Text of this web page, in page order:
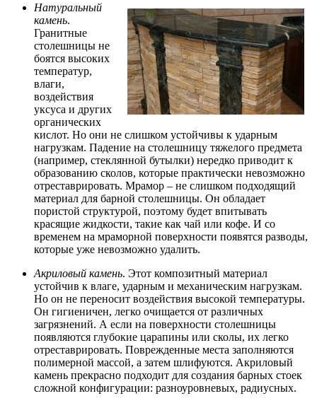
Натуральный
камень.
Гранитные
столешницы не
боятся высоких
температур,
влаги,
воздействия
уксуса и других
органических
кислот. Но они не слишком устойчивы к ударным
нагрузкам. Падение на столешницу тяжелого предмета
(например, стеклянной бутылки) нередко приводит к
образованию сколов, которые практически невозможно
отреставрировать. Мрамор – не слишком подходящий
материал для барной столешницы. Он обладает
пористой структурой, поэтому будет впитывать
красящие жидкости, такие как чай или кофе. И со
временем на мраморной поверхности появятся разводы,
которые уже невозможно удалить.
Акриловый камень. Этот композитный материал
устойчив к влаге, ударным и механическим нагрузкам.
Но он не переносит воздействия высокой температуры.
Он гигиеничен, легко очищается от различных
загрязнений. А если на поверхности столешницы
появляются глубокие царапины или сколы, их легко
отреставрировать. Поврежденные места заполняются
полимерной массой, а затем шлифуются. Акриловый
камень прекрасно подходит для создания барных стоек
сложной конфигурации: разноуровневых, радиусных.